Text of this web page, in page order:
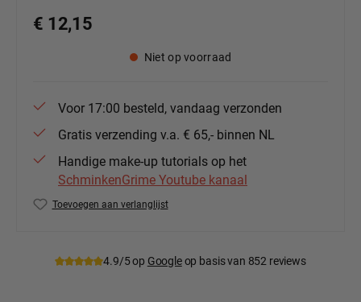
€ 12,15
Niet op voorraad
Voor 17:00 besteld, vandaag verzonden
Gratis verzending v.a. € 65,- binnen NL
Handige make-up tutorials op het
SchminkenGrime Youtube kanaal
Toevoegen aan verlanglijst
4.9/5 op Googleop basis van 852 reviews